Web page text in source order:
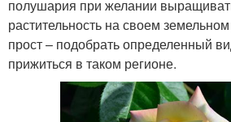
полушария при желании
растительность на своем
прост – подобрать определенный
прижиться в таком регионе.